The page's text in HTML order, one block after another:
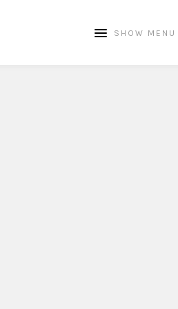
SHOW MENU